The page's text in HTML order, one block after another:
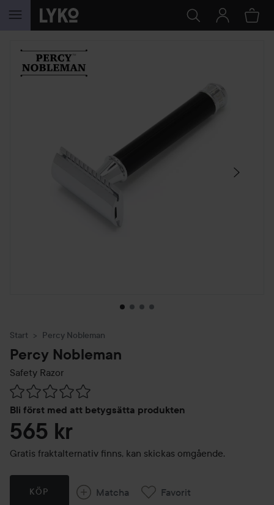
HOPPA TILL INNEHÅLLET
HOPPA ÖVER SEKTIONEN
Start Percy Nobleman
Percy Nobleman
Safety Razor
Bli först med att betygsätta produkten
Hoppa till Betyg & kommentarer
565 kr
Gratis fraktalternativ finns, kan skickas omgående.
KÖP Matcha Favorit